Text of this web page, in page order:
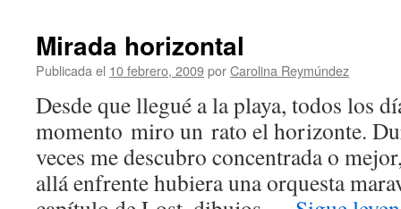
Mirada horizontal
Publicada el 10 febrero, 2009porCarolina Reymúndez
Desde que llegué a la playa, todos los
momento miro un rato el horizonte.
veces me descubro concentrada o
allá enfrente hubiera una orquesta